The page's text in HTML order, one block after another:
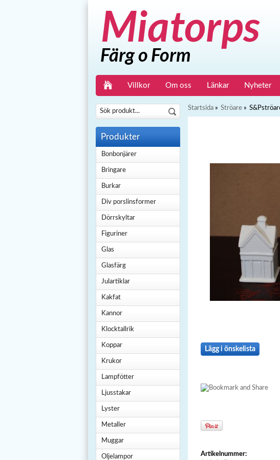
Villkor Om oss Länkar Nyheter
Produkter
Bonbonjärer
Bringare
Burkar
Div porslinsformer
Dörrskyltar
Figuriner
Glas
Glasfärg
Julartiklar
Kakfat
Kannor
Klocktallrik
Koppar
Krukor
Lampfötter
Ljusstakar
Lyster
Metaller
Muggar
Oljelampor
Startsida » Ströare »
Lägg i önskelista
Artikelnummer: